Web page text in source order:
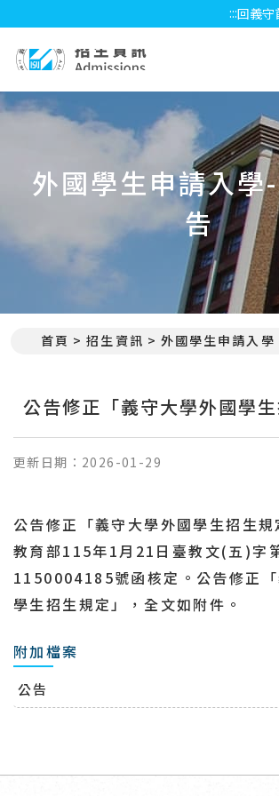
:::回義守
外國學生申請入學
告
首頁 招生資訊 外國學生申請入學
公告修正「義守大學外國學生
更新日期： 2026-01-29
公告修正「義守大學外國學生招生規
教育部115年1月21日臺教文(五)字
1150004185號函核定。公告修正
學生招生規定」，全文如附件。
附加檔案
公告
回頂端